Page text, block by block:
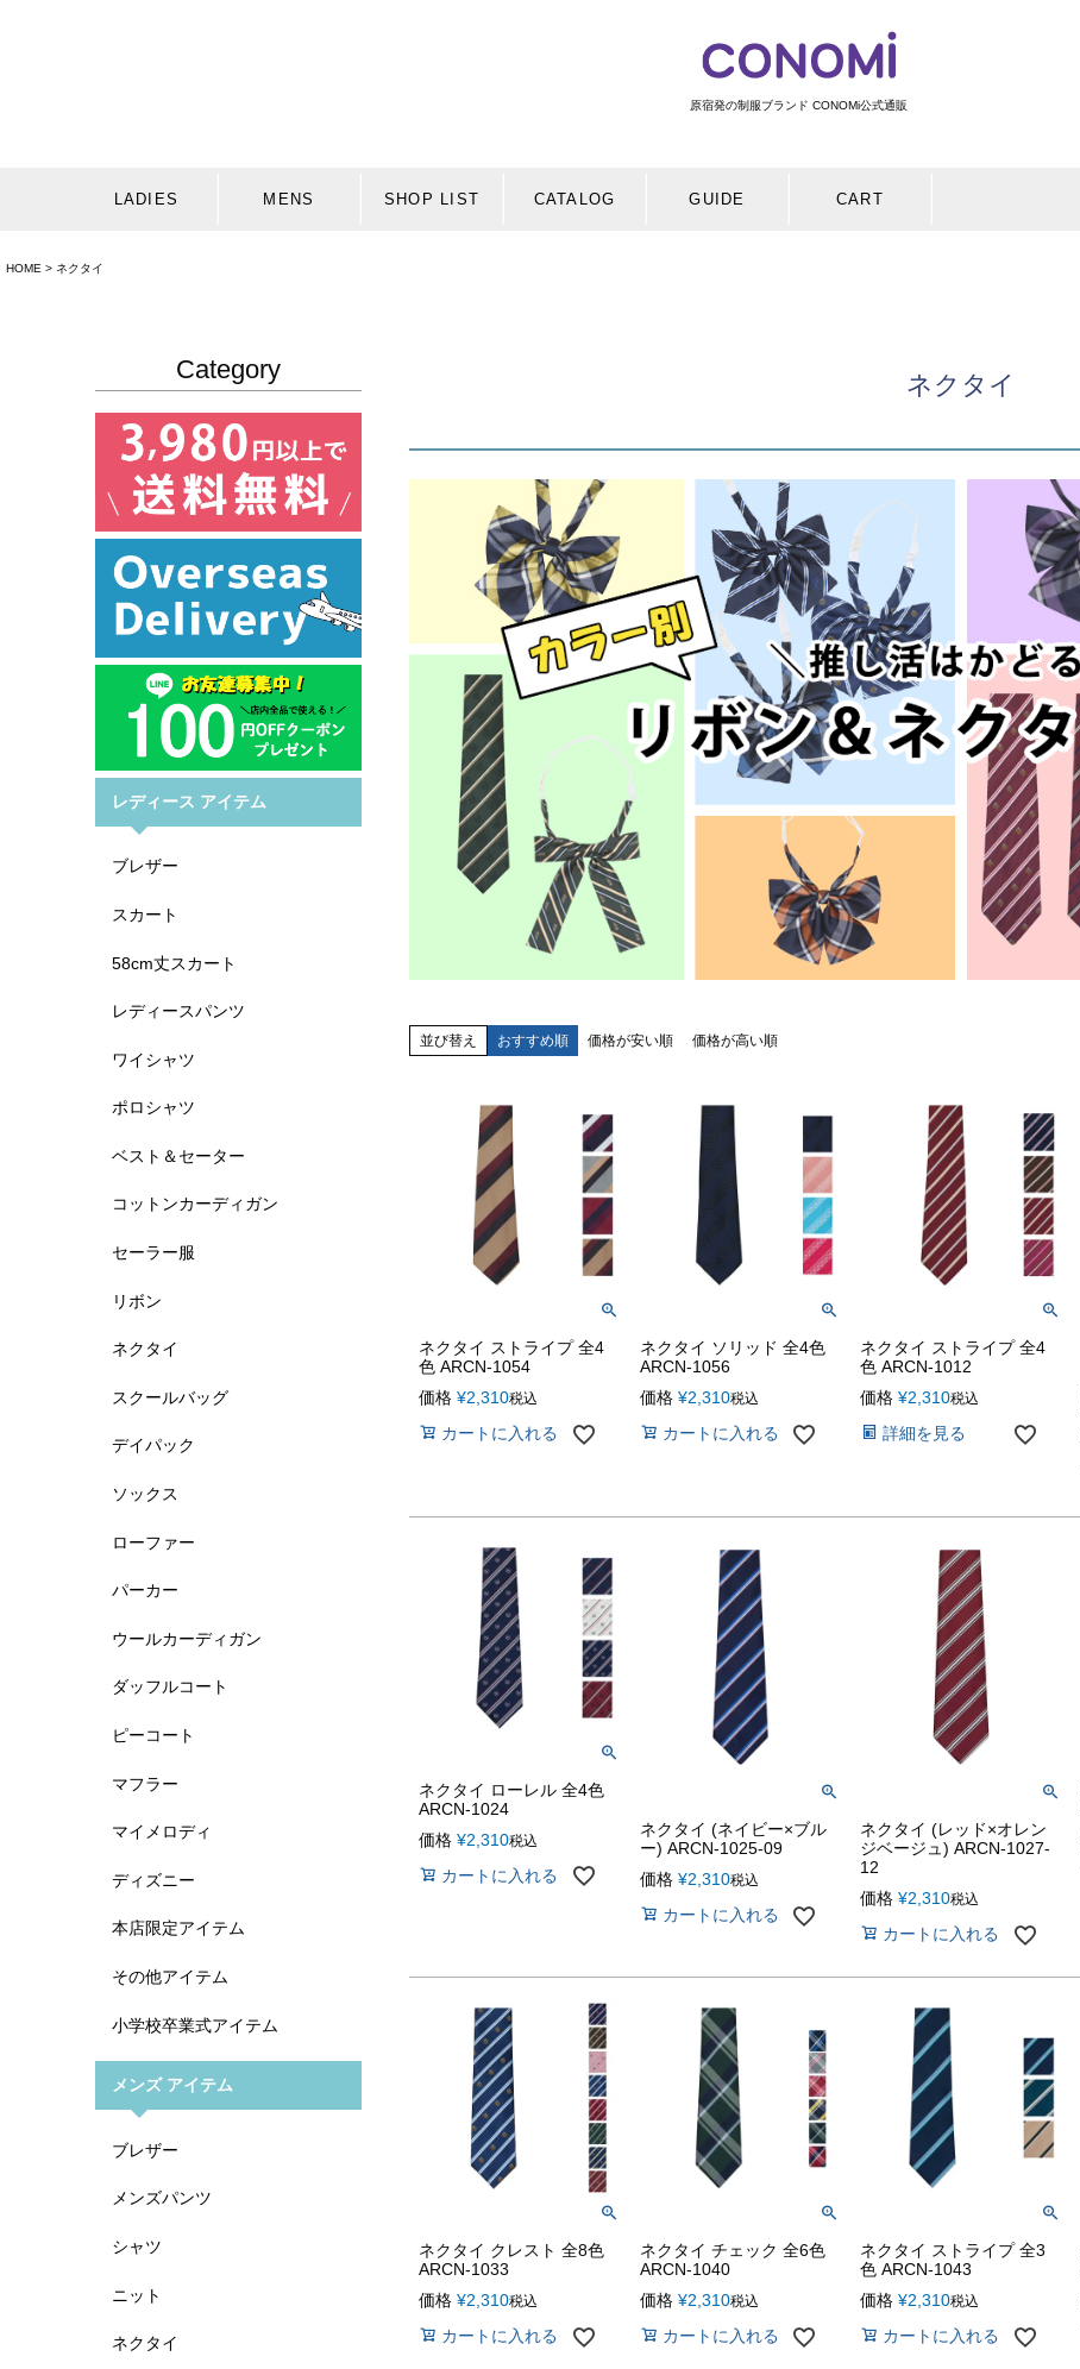
原宿発の制服ブランド CONOMi公式通販
LADIES MENS SHOP LIST CATALOG GUIDE CART
HOME ネクタイ
Category
レディース アイテム
ブレザー
スカート
58cm丈スカート
レディースパンツ
ワイシャツ
ポロシャツ
ベスト＆セーター
コットンカーディガン
セーラー服
リボン
ネクタイ
スクールバッグ
デイパック
ソックス
ローファー
パーカー
ウールカーディガン
ダッフルコート
ピーコート
マフラー
マイメロディ
ディズニー
本店限定アイテム
その他アイテム
小学校卒業式アイテム
メンズ アイテム
ブレザー
メンズパンツ
シャツ
ニット
ネクタイ
ネクタイ
並び替え おすすめ順 価格が安い順 価格が高い順
ネクタイ ストライプ 全4
色 ARCN-1054
価格 ¥2,310税込
カートに入れる
ネクタイ ソリッド 全4色
ARCN-1056
価格 ¥2,310税込
カートに入れる
ネクタイ ストライプ 全4
色 ARCN-1012
価格 ¥2,310税込
詳細を見る
ネクタイ ローレル 全4色
ARCN-1024
価格 ¥2,310税込
カートに入れる
ネクタイ (ネイビー×ブル
ー) ARCN-1025-09
価格 ¥2,310税込
カートに入れる
ネクタイ (レッド×オレン
ジベージュ) ARCN-1027-
12
価格 ¥2,310税込
カートに入れる
ネクタイ クレスト 全8色
ARCN-1033
価格 ¥2,310税込
カートに入れる
ネクタイ チェック 全6色
ARCN-1040
価格 ¥2,310税込
カートに入れる
ネクタイ ストライプ 全3
色 ARCN-1043
価格 ¥2,310税込
カートに入れる